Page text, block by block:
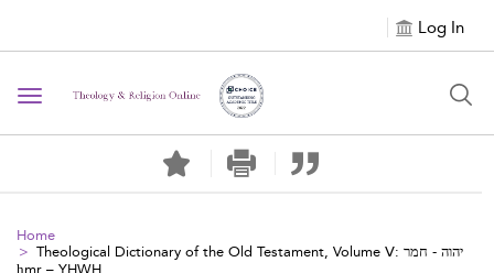
Log In
Toggle navigation
Home
Theological Dictionary of the Old Testament, Volume Ⅴ: יהוה - חמר
ḥmr – YHWH